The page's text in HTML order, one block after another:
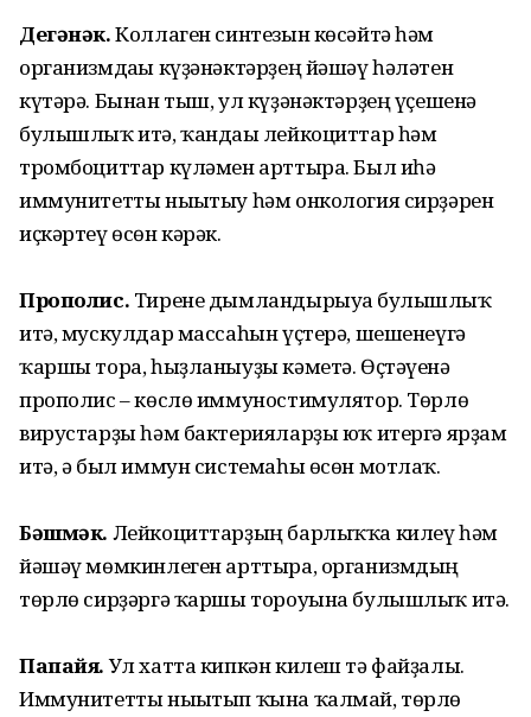
Дегәнәк.Коллаген синтезын көсәй­тә һәм
организмдағы күҙәнәк­тәрҙең йәшәү һәләтен
күтәрә. Бынан тыш, ул күҙәнәктәрҙең үҫешенә
булышлыҡ итә, ҡандағы лейкоциттар һәм
тромбоциттар күләмен арттыра. Был иһә
иммунитетты нығытыу һәм онкология сирҙәрен
иҫкәртеү өсөн кәрәк.
Прополис. Тирене дымлан­ды­рыу­ға булышлыҡ
итә, мускулдар массаһын үҫтерә, шешенеүгә
ҡаршы тора, һыҙ­ланыуҙы кәметә. Өҫтәүенә
прополис – көслө иммуностимулятор. Төрлө
вирус­тарҙы һәм бактерияларҙы юҡ итергә ярҙам
итә, ә был иммун системаһы өсөн мотлаҡ.
Бәшмәк. Лейкоциттарҙың бар­лыҡҡа килеү һәм
йәшәү мөмкинлеген арттыра, организмдың
төрлө сирҙәргә ҡаршы тороуына булышлыҡ итә.
Папайя.Ул хатта кипкән килеш тә файҙалы.
Иммунитетты нығытып ҡына ҡалмай, төрлө